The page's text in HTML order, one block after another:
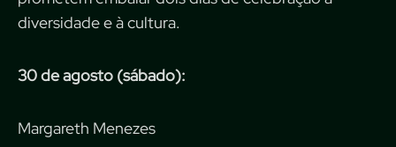
diversidade e à cultura.
30 de agosto (sábado):
Margareth Menezes